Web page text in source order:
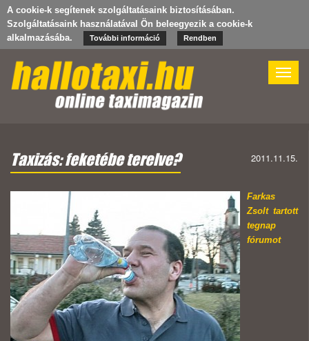
A cookie-k segítenek szolgáltatásaink biztosításában.
Szolgáltatásaink használatával Ön beleegyezik a cookie-k
alkalmazásába.
További információ Rendben
Toggle
Taxizás: feketébe terelve? 2011.11.15.
Farkas
Zsolt tartott
tegnap
fórumot